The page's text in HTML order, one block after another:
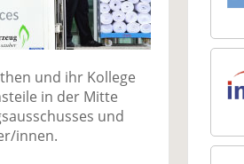
und ihr Kollege
in der Mitte
und
innen.